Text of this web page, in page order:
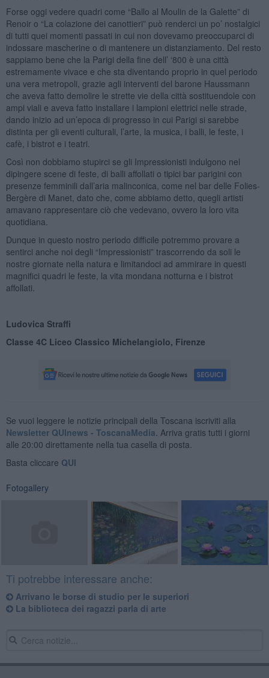
Forse oggi vedere quadri come “Ballo al Moulin de la Galette” di
Renoir o “La colazione dei canottieri” può renderci un po’ nostalgici
di tutti quei momenti passati in cui non dovevamo preoccuparci di
indossare mascherine o di mantenere un distanziamento. Del resto
sappiamo bene che la Parigi della fine dell’ ‘800 è una città
estremamente vivace e che sta diventando proprio in quel periodo
una vera metropoli, grazie agli interventi del barone Haussmann
che aveva fatto demolire le strette vie della città sostituendole con
ampi viali e aveva fatto installare i lampioni elettrici nelle strade,
dando inizio ad un’epoca di progresso in cui Parigi si sarebbe
distinta per gli eventi culturali, l’arte, la musica, i balli, le feste, i
cafè, i bistrot e i teatri.
Così non dobbiamo stupirci se gli Impressionisti indulgono nel
dipingere scene di feste, di balli affollati o tipici bar parigini con
presenze femminili dall’aria malinconica, come nel bar delle Folies-
Bergère di Manet, dato che, come abbiamo detto, quegli artisti
amavano rappresentare ciò che vedevano, ovvero la loro vita
quotidiana.
Dunque in questo nostro periodo difficile potremmo provare a
sentirci anche noi degli “Impressionisti” trascorrendo da soli le
nostre giornate nella natura e limitandoci ad ammirare in questi
magnifici quadri le feste, la vita mondana notturna e i bistrot
affollati.
Ludovica Straffi
Classe 4C Liceo Classico Michelangiolo, Firenze
Se vuoi leggere le notizie principali della Toscana iscriviti alla
Newsletter QUInews - ToscanaMedia. Arriva gratis tutti i giorni
alle 20:00 direttamente nella tua casella di posta.
Basta cliccare QUI
Fotogallery
Ti potrebbe interessare anche:
Arrivano le borse di studio per le superiori
La biblioteca dei ragazzi parla di arte